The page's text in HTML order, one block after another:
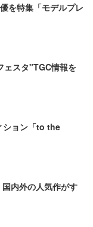
を特集「モデルプレ
ェスタ"TGC情報を
ション「to the
内外の人気作がす